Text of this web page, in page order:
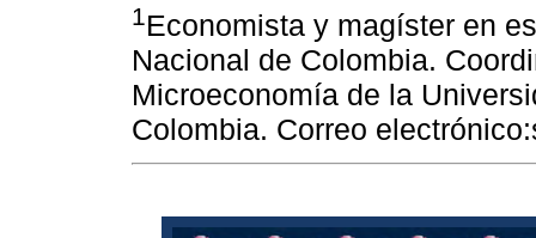
1 Economista y magíster en
Nacional de Colombia.
Microeconomía de la
Colombia. Correo